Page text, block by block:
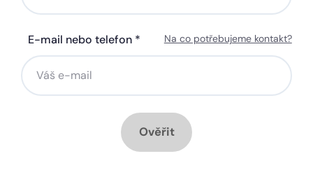
E-mail nebo telefon * Na co potřebujeme kontakt?
Ověřit